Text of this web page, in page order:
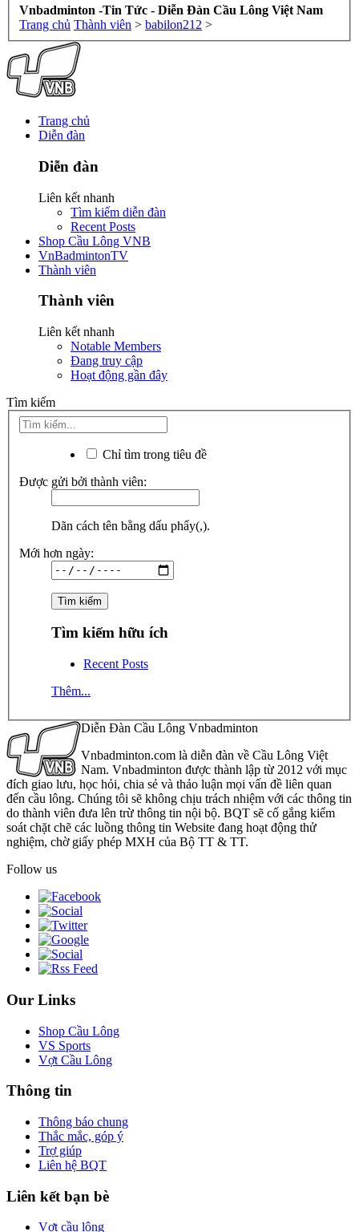
Vnbadminton -Tin Tức - Diễn Đàn Cầu Lông Việt Nam
Trang chủ Thành viên > babilon212 >
Trang chủ
Diễn đàn
Diễn đàn
Liên kết nhanh
Tìm kiếm diễn đàn
Recent Posts
Shop Cầu Lông VNB
VnBadmintonTV
Thành viên
Thành viên
Liên kết nhanh
Notable Members
Đang truy cập
Hoạt động gần đây
Tìm kiếm
Chỉ tìm trong tiêu đề
Được gửi bởi thành viên:
Dãn cách tên bằng dấu phẩy(,).
Mới hơn ngày:
Tìm kiếm hữu ích
Recent Posts
Thêm...
Diễn Đàn Cầu Lông Vnbadminton
Vnbadminton.com là diễn đàn về Cầu Lông Việt
Nam. Vnbadminton được thành lập từ 2012 với mục
đích giao lưu, học hỏi, chia sẻ và thảo luận mọi vấn đề liên quan
đến cầu lông. Chúng tôi sẽ không chịu trách nhiệm với các thông tin
do thành viên đưa lên trừ thông tin nội bộ. BQT sẽ cố gắng kiểm
soát chặt chẽ các luồng thông tin Website đang hoạt động thử
nghiệm, chờ giấy phép MXH của Bộ TT & TT.
Follow us
Our Links
Shop Cầu Lông
VS Sports
Vợt Cầu Lông
Thông tin
Thông báo chung
Thắc mắc, góp ý
Trợ giúp
Liên hệ BQT
Liên kết bạn bè
Vợt cầu lông